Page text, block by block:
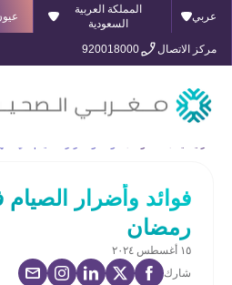
عربي
المملكة العربية
السعودية
مركز الاتصال
920018000
فوائد وأضرار
رمضان
١٥ أغسطس ٢٠٢٤
شارك